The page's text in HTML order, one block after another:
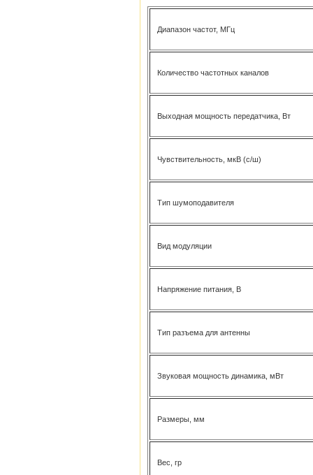
Диапазон частот, МГц
Количество частотных каналов
Выходная мощность передатчика, Вт
Чувствительность, мкВ (с/ш)
Тип шумоподавителя
Вид модуляции
Напряжение питания, В
Тип разъема для антенны
Звуковая мощность динамика, мВт
Размеры, мм
Вес, гр